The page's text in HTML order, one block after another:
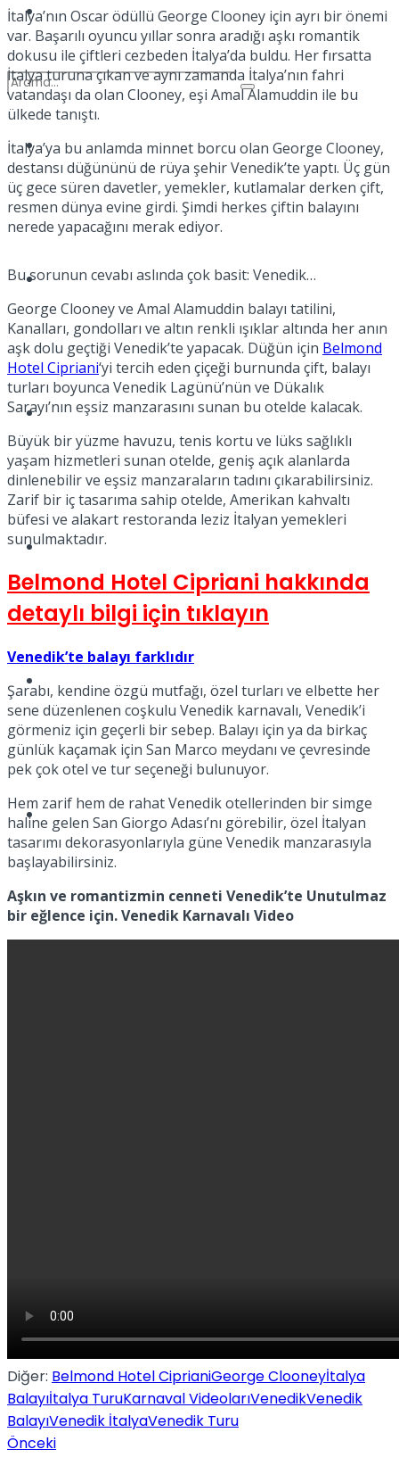
Dünya
Türkiye
Müzik
Sinema
Tatil
Spor
Podcast
No Result
View All Result
İtalya’nın Oscar ödüllü George Clooney için ayrı bir önemi
var. Başarılı oyuncu yıllar sonra aradığı aşkı romantik
dokusu ile çiftleri cezbeden İtalya’da buldu. Her fırsatta
İtalya turuna çıkan ve aynı zamanda İtalya’nın fahri
vatandaşı da olan Clooney, eşi Amal Alamuddin ile bu
ülkede tanıştı.
İtalya’ya bu anlamda minnet borcu olan George Clooney,
destansı düğününü de rüya şehir Venedik’te yaptı. Üç gün
üç gece süren davetler, yemekler, kutlamalar derken çift,
resmen dünya evine girdi. Şimdi herkes çiftin balayını
nerede yapacağını merak ediyor.
Bu sorunun cevabı aslında çok basit: Venedik…
George Clooney ve Amal Alamuddin balayı tatilini,
Kanalları, gondolları ve altın renkli ışıklar altında her anın
aşk dolu geçtiği Venedik’te yapacak. Düğün için Belmond
Hotel Cipriani‘yi tercih eden çiçeği burnunda çift, balayı
turları boyunca Venedik Lagünü’nün ve Dükalık
Sarayı’nın eşsiz manzarasını sunan bu otelde kalacak.
Büyük bir yüzme havuzu, tenis kortu ve lüks sağlıklı
yaşam hizmetleri sunan otelde, geniş açık alanlarda
dinlenebilir ve eşsiz manzaraların tadını çıkarabilirsiniz.
Zarif bir iç tasarıma sahip otelde, Amerikan kahvaltı
büfesi ve alakart restoranda leziz İtalyan yemekleri
sunulmaktadır.
Belmond Hotel Cipriani hakkında
detaylı bilgi için tıklayın
Venedik’te balayı farklıdır
Şarabı, kendine özgü mutfağı, özel turları ve elbette her
sene düzenlenen coşkulu Venedik karnavalı, Venedik’i
görmeniz için geçerli bir sebep. Balayı için ya da birkaç
günlük kaçamak için San Marco meydanı ve çevresinde
pek çok otel ve tur seçeneği bulunuyor.
Hem zarif hem de rahat Venedik otellerinden bir simge
haline gelen San Giorgo Adası’nı görebilir, özel İtalyan
tasarımı dekorasyonlarıyla güne Venedik manzarasıyla
başlayabilirsiniz.
Aşkın ve romantizmin cenneti Venedik’te Unutulmaz
bir eğlence için. Venedik Karnavalı Video
Diğer: Belmond Hotel CiprianiGeorge Clooneyİtalya
Balayıİtalya TuruKarnaval VideolarıVenedikVenedik
BalayıVenedik İtalyaVenedik Turu
Önceki